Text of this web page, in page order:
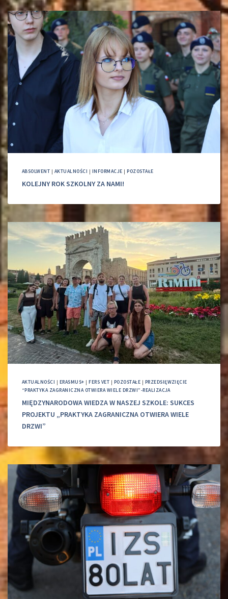
ABSOLWENT | AKTUALNOŚCI | INFORMACJE |POZOSTAŁE
KOLEJNY ROK SZKOLNY ZA NAMI!
AKTUALNOŚCI | ERASMUS+ |FERS VET | POZOSTAŁE | PRZEDSIĘWZIĘCIE
“PRAKTYKA ZAGRANICZNA OTWIERA WIELE DRZWI”-REALIZACJA
MIĘDZYNARODOWA WIEDZA W NASZEJ SZKOLE: SUKCES
PROJEKTU „PRAKTYKA ZAGRANICZNA OTWIERA WIELE
DRZWI”